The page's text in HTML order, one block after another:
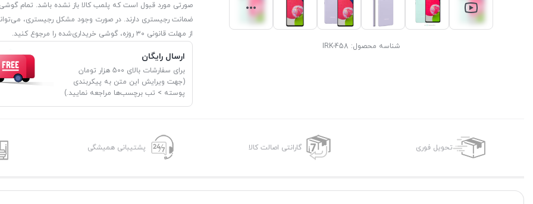
شناسه محصول: IRK-458
صورتی مورد قبول است که پلمب کالا باز نشده باشد. تمام
ضمانت رجیستری دارند. در صورت وجود مشکل رجیستری،
از مهلت قانونی ۳۰ روزه، گوشی خریداری‌شده را مرجوع کنید.
ارسال رایگان
برای سفارشات بالای 500 هزار تومان
(جهت ویرایش این متن به پیکربندی
پوسته > تب برچسب‌ها مراجعه نمایید.)
تحویل فوری گارانتی اصالت کالا پشتیبانی همیشگی